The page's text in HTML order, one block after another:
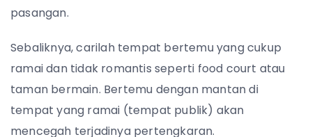
pasangan.
Sebaliknya, carilah tempat bertemu yang cukup
ramai dan tidak romantis seperti food court atau
taman bermain. Bertemu dengan mantan di
tempat yang ramai (tempat publik) akan
mencegah terjadinya pertengkaran.